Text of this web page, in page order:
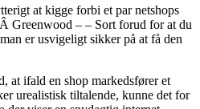
at kigge forbi et par netshops
Greenwood – – Sort forud for at du
er usvigeligt sikker på at få den
at ifald en shop markedsfører et
urealistisk tiltalende, kunne det for